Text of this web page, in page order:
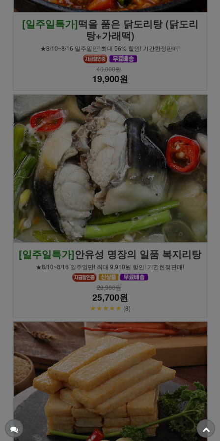
[일주일특가]떡을 품은 닭도리탕 (닭도리
탕+가래떡)
★8/10~8/16 일주일만! 최대 56% 할인! 기간한정판매!
40,000원
19,900원
[일주일특가]안유성 명장의 일품 복지리탕
★8/10~8/16 일주일만! 최대 9,910원 할인! 기간한정판매!
28,900원
25,700원
★★★★★ (8)